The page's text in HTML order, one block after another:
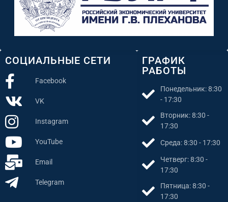
ГРАФИК
РАБОТЫ
Понедельник: 8:30
- 17:30
Вторник: 8:30 -
17:30
Среда: 8:30 - 17:30
Четверг: 8:30 -
17:30
Пятница: 8:30 -
17:30
СОЦИАЛЬНЫЕ СЕТИ
Facebook
VK
Instagram
YouTube
Email
Telegram